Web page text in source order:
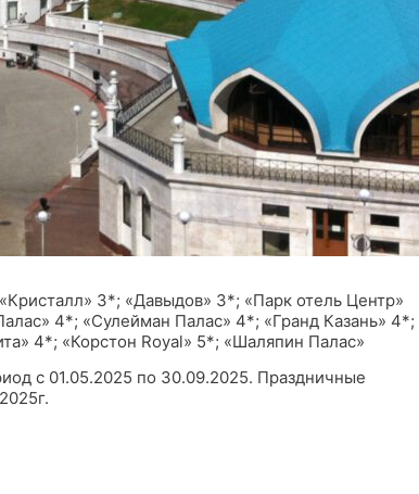
3*; «Давыдов» 3*; «Парк отель Центр»
4*; «Сулейман Палас» 4*; «Гранд Казань» 4*;
4*; «Корстон Royal» 5*; «Шаляпин Палас»
с 01.05.2025 по 30.09.2025. Праздничные